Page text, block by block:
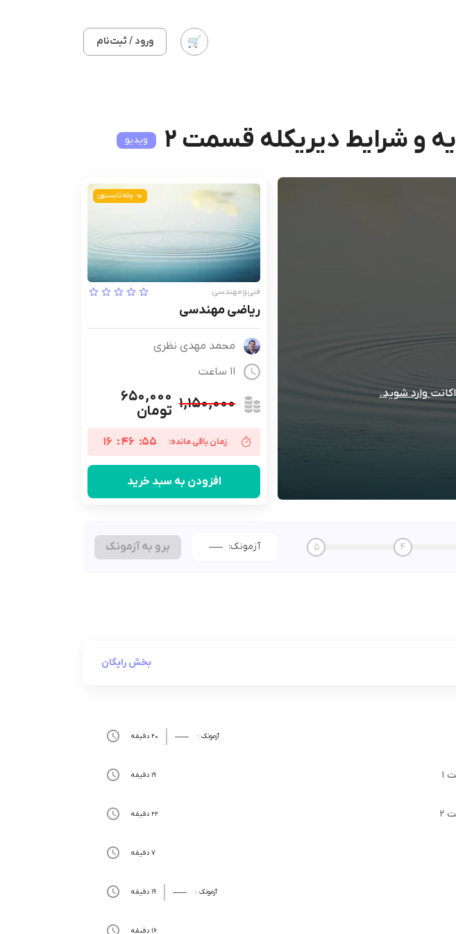
ورود / ثبت‌نام
و شرایط دیریکله قسمت 2 ویدیو
وارد شوید.
چله تابستون
فنی‌ومهندسی
ریاضی مهندسی
محمد مهدی نظری
11 ساعت
۱,۱۵۰,۰۰۰ ۶۵۰,۰۰۰
تومان
زمان باقی مانده: 54
:
46
:
16
افزودن به سبد خرید
4
5 آزمونک: برو به آزمونک
بخش رایگان
آزمونک : 20 دقیقه
1 19 دقیقه
2 22 دقیقه
7 دقیقه
آزمونک : 19 دقیقه
16 دقیقه